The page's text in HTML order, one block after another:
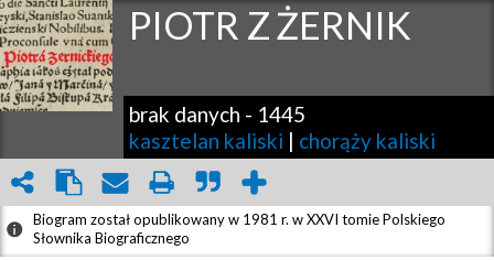
PIOTR ZŻERNIK
brak danych - 1445
kasztelan kaliski | chorąży kaliski
Biogram został opublikowany w 1981 r. w XXVI tomie Polskiego
Słownika Biograficznego